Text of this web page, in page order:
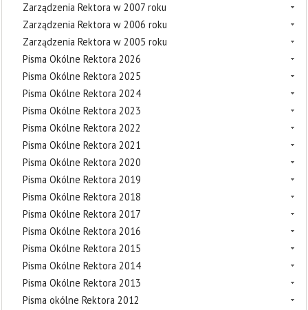
Zarządzenia Rektora w 2007 roku
Zarządzenia Rektora w 2006 roku
Zarządzenia Rektora w 2005 roku
Pisma Okólne Rektora 2026
Pisma Okólne Rektora 2025
Pisma Okólne Rektora 2024
Pisma Okólne Rektora 2023
Pisma Okólne Rektora 2022
Pisma Okólne Rektora 2021
Pisma Okólne Rektora 2020
Pisma Okólne Rektora 2019
Pisma Okólne Rektora 2018
Pisma Okólne Rektora 2017
Pisma Okólne Rektora 2016
Pisma Okólne Rektora 2015
Pisma Okólne Rektora 2014
Pisma Okólne Rektora 2013
Pisma okólne Rektora 2012